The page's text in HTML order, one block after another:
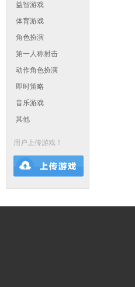
益智游戏
体育游戏
角色扮演
第一人称射击
动作角色扮演
即时策略
音乐游戏
其他
用户上传游戏！